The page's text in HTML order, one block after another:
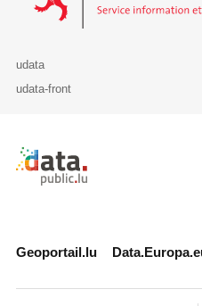
udata
udata-front
Retour à l'accueil de
Geoportail.lu